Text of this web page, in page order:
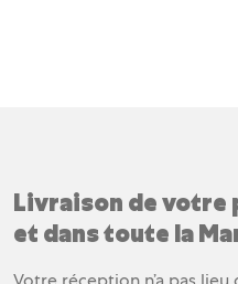
Livraison de votre
et dans toute la